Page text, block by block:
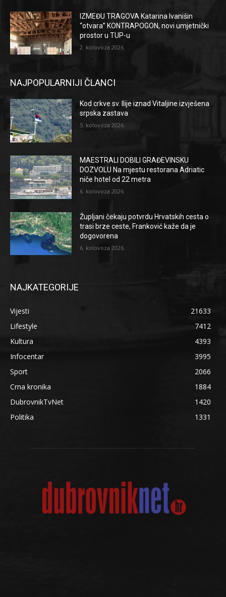
IZMEĐU TRAGOVA Katarina Ivanišin
“otvara” KONTRAPOGON, novi umjetnički
prostor u TUP-u
2. kolovoza 2026.
NAJPOPULARNIJI ČLANCI
Kod crkve sv. Ilije iznad Vitaljine izvješena
srpska zastava
5. kolovoza 2026.
MAESTRALI DOBILI GRAĐEVINSKU
DOZVOLU Na mjestu restorana Adriatic
niče hotel od 22 metra
6. kolovoza 2026.
Župljani čekaju potvrdu Hrvatskih cesta o
trasi brze ceste, Franković kaže da je
dogovorena
6. kolovoza 2026.
NAJKATEGORIJE
Vijesti
21633
Lifestyle
7412
Kultura
4393
Infocentar
3995
Sport
2066
Crna kronika
1884
DubrovnikTvNet
1420
Politika
1331